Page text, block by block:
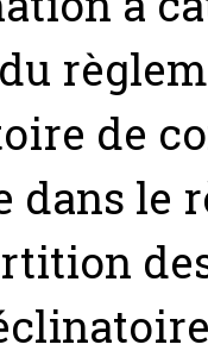
de
dans le